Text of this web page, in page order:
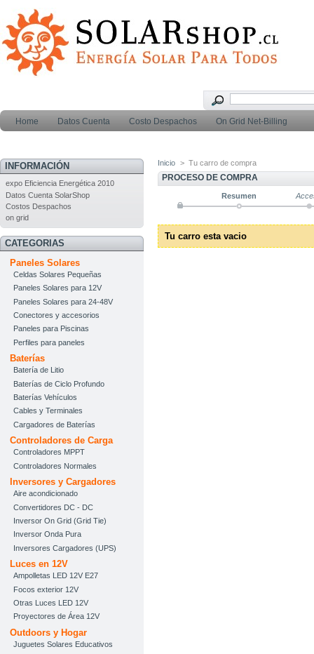
Home Datos Cuenta Costo Despachos On Grid Net-Billing
INFORMACIÓN
expo Eficiencia Energética 2010
Datos Cuenta SolarShop
Costos Despachos
on grid
CATEGORIAS
Paneles Solares
Celdas Solares Pequeñas
Paneles Solares para 12V
Paneles Solares para 24-48V
Conectores y accesorios
Paneles para Piscinas
Perfiles para paneles
Baterías
Batería de Litio
Baterías de Ciclo Profundo
Baterías Vehículos
Cables y Terminales
Cargadores de Baterías
Controladores de Carga
Controladores MPPT
Controladores Normales
Inversores y Cargadores
Aire acondicionado
Convertidores DC - DC
Inversor On Grid (Grid Tie)
Inversor Onda Pura
Inversores Cargadores (UPS)
Luces en 12V
Ampolletas LED 12V E27
Focos exterior 12V
Otras Luces LED 12V
Proyectores de Área 12V
Outdoors y Hogar
Juguetes Solares Educativos
Inicio > Tu carro de compra
PROCESO DE COMPRA
Resumen
Tu carro esta vacio